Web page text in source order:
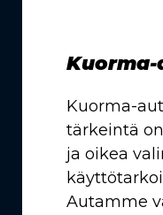
Kuorma-
tärkeintä
ja oikea
Autamme